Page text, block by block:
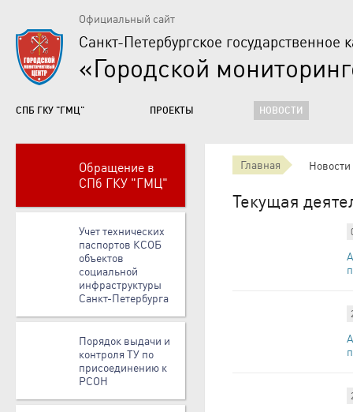
Официальный сайт
Санкт-Петербургское государственное
«Городской
СПБ ГКУ "ГМЦ" ПРОЕКТЫ НОВОСТИ
Обращение в
СПб ГКУ "ГМЦ"
Учет технических
паспортов КСОБ
объектов
социальной
инфраструктуры
Санкт-Петербурга
Порядок выдачи и
контроля ТУ по
присоединению к
РСОН
Главная Новости
Текущая